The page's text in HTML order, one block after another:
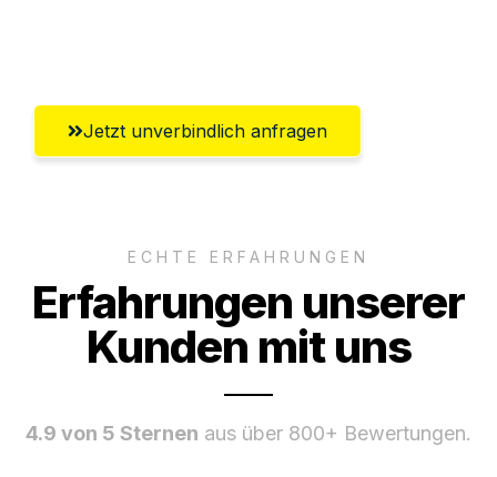
Jetzt unverbindlich anfragen
ECHTE ERFAHRUNGEN
Erfahrungen unserer
Kunden mit uns
4.9 von 5 Sternen aus über 800+ Bewertungen.